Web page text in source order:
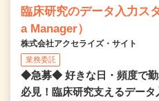
臨床研究のデータ入力ス
a Manager）
株式会社アクセライズ・サイト
業務委託
◆急募◆ 好きな日・頻度で勤
必見！臨床研究支えるデータ